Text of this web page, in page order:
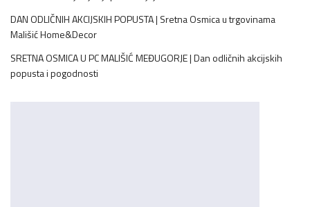
DAN ODLIČNIH AKCIJSKIH POPUSTA | Sretna Osmica u trgovinama
Mališić Home&Decor
SRETNA OSMICA U PC MALIŠIĆ MEĐUGORJE | Dan odličnih akcijskih
popusta i pogodnosti